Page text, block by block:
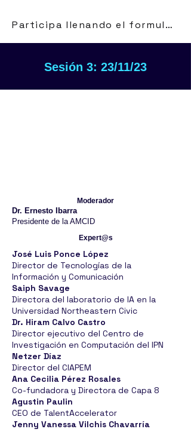
Participa llenando el formulario
Sesión 3: 23/11/23
Moderador
Dr. Ernesto Ibarra
Presidente de la AMCID
Expert@s
José Luis Ponce López
Director de Tecnologías de la
Información y Comunicación
Saiph Savage
Directora del laboratorio de IA en la
Universidad Northeastern Civic
Dr. Hiram Calvo Castro
Director ejecutivo del Centro de
Investigación en Computación del IPN
Netzer Díaz
Director del CIAPEM
Ana Cecilia Pérez Rosales
Co-fundadora y Directora de Capa 8
Agustin Paulin
CEO de TalentAccelerator
Jenny Vanessa Vilchis Chavarría